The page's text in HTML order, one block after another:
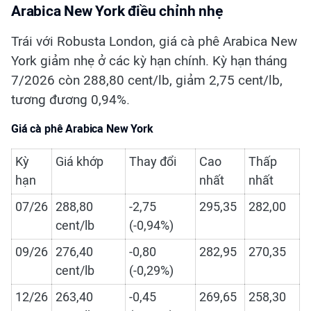
Arabica New York điều chỉnh nhẹ
Trái với Robusta London, giá cà phê Arabica New
York giảm nhẹ ở các kỳ hạn chính. Kỳ hạn tháng
7/2026 còn 288,80 cent/lb, giảm 2,75 cent/lb,
tương đương 0,94%.
Giá cà phê Arabica New York
Kỳ
hạn
Giá khớp Thay đổi
Cao
nhất
Thấp
nhất
07/26 288,80
cent/lb
-2,75
(-0,94%)
295,35 282,00
09/26 276,40
cent/lb
-0,80
(-0,29%)
282,95 270,35
12/26 263,40
-0,45
269,65 258,30